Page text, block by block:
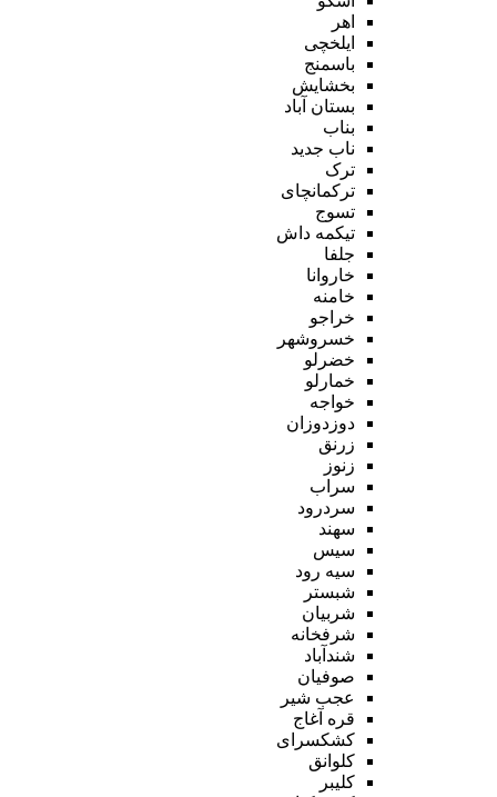
اهر
ایلخچی
باسمنج
بخشایش
بستان آباد
بناب
ناب جدید
ترک
ترکمانچای
تسوج
تیکمه داش
جلفا
خاروانا
خامنه
خراجو
خسروشهر
خضرلو
خمارلو
خواجه
دوزدوزان
زرنق
زنوز
سراب
سردرود
سهند
سیس
سیه رود
شبستر
شربیان
شرفخانه
شندآباد
صوفیان
عجب شیر
قره آغاج
کشکسرای
کلوانق
کلیبر